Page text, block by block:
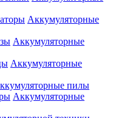
Аккумуляторные
Аккумуляторные
Аккумуляторные
пилы
Аккумуляторные